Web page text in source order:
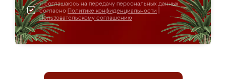
Я соглашаюсь на передачу персональных данных
согласно Политике конфиденциальности
Пользовательскому соглашению